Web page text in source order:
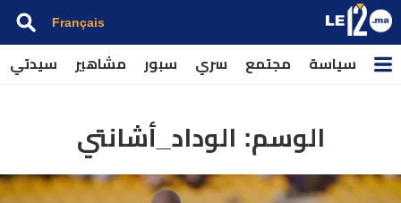
Français
سياسة مجتمع سري سبور مشاهير سيدتي
الوسم: الوداد_أشانتي